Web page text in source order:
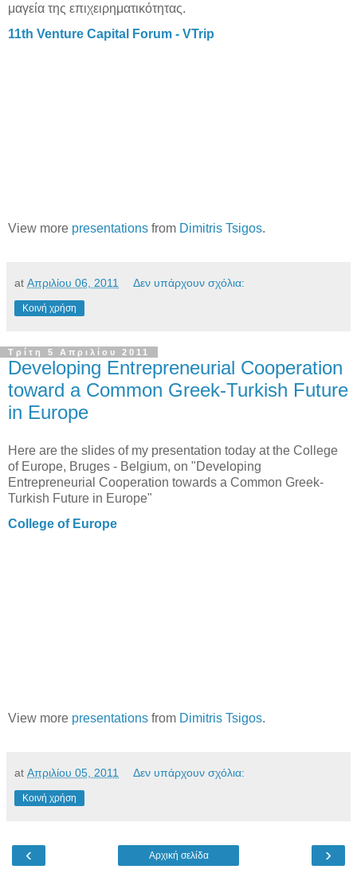
μαγεία της επιχειρηματικότητας.
11th Venture Capital Forum - VTrip
View more presentations from Dimitris Tsigos.
at Απριλίου 06, 2011 Δεν υπάρχουν σχόλια:
Κοινή χρήση
Τρίτη 5 Απριλίου 2011
Developing Entrepreneurial Cooperation
toward a Common Greek-Turkish Future
in Europe
Here are the slides of my presentation today at the College
of Europe, Bruges - Belgium, on "Developing
Entrepreneurial Cooperation towards a Common Greek-
Turkish Future in Europe"
College of Europe
View more presentations from Dimitris Tsigos.
at Απριλίου 05, 2011 Δεν υπάρχουν σχόλια:
Κοινή χρήση
‹ ›
Αρχική σελίδα